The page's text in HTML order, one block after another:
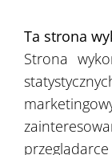
Ta strona
Strona